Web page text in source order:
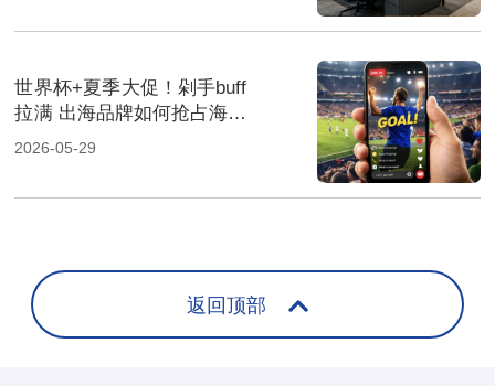
世界杯+夏季大促！剁手buff
拉满 出海品牌如何抢占海外
市场
2026-05-29
返回顶部